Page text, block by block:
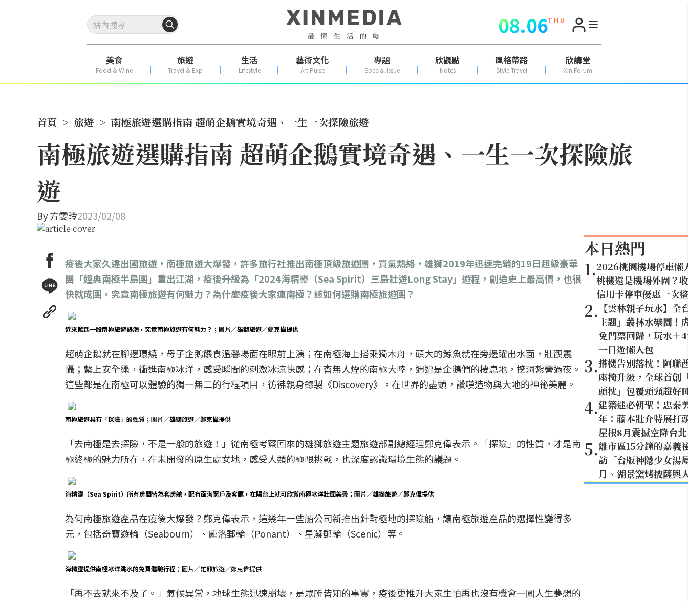
08.06T H U
美食
Food & Wine
旅遊
Travel & Exp
生活
Lifestyle
藝術文化
Art Pulse
專題
Special Issue
欣觀點
Notes
風格帶路
Style Travel
欣講堂
Xin Forum
首頁 > 旅遊 > 南極旅遊選購指南 超萌企鵝實境奇遇、一生一次探險旅遊
南極旅遊選購指南 超萌企鵝實境奇遇、一生一次探險旅
遊
By方雯玲2023/02/08
疫後大家久違出國旅遊，南極旅遊大爆發，許多旅行社推出南極頂級旅遊團，買氣熱絡，雄獅2019年迅速完銷的19日超級豪華
團「經典南極半島團」重出江湖，疫後升級為「2024海精靈（Sea Spirit）三島壯遊Long Stay」遊程，創造史上最高價，也很
快就成團，究竟南極旅遊有何魅力？為什麼疫後大家瘋南極？該如何選購南極旅遊團？
近來掀起一股南極旅遊熱潮，究竟南極旅遊有何魅力？；圖片／雄獅旅遊／鄭克偉提供
超萌企鵝就在腳邊環繞，母子企鵝餵食溫馨場面在眼前上演；在南極海上搭乘獨木舟，碩大的鯨魚就在旁邊躍出水面，壯觀震
懾；繫上安全繩，衝進南極冰洋，感受瞬間的刺激冰涼快感；在杳無人煙的南極大陸，週遭是企鵝們的棲息地，挖洞紮營過夜。
這些都是在南極可以體驗的獨一無二的行程項目，彷彿親身錄製《Discovery》，在世界的盡頭，讚嘆造物與大地的神祕美麗。
南極旅遊具有「探險」的性質；圖片／雄獅旅遊／鄭克偉提供
「去南極是去探險，不是一般的旅遊！」從南極考察回來的雄獅旅遊主題旅遊部副總經理鄭克偉表示。「探險」的性質，才是南
極終極的魅力所在，在未開發的原生處女地，感受人類的極限挑戰，也深度認識環境生態的議題。
海精靈（Sea Spirit）所有房間皆為套房艙，配有面海窗戶及客廳，在陽台上就可欣賞南極冰洋壯闊美景；圖片／雄獅旅遊／鄭克偉提供
為何南極旅遊產品在疫後大爆發？鄭克偉表示，這幾年一些船公司新推出針對極地的探險船，讓南極旅遊產品的選擇性變得多
元，包括奇寶遊輪（Seabourn）、龐洛郵輪（Ponant）、星凝郵輪（Scenic）等。
海精靈提供南極冰洋跳水的免費體驗行程 ；圖片／雄獅旅遊／鄭克偉提供
「再不去就來不及了。」氣候異常，地球生態迅速崩壞，是眾所皆知的事實，疫後更推升大家生怕再也沒有機會一圓人生夢想的
本日熱門
1.2026桃園機場停車懶
桃機還是機場外圍？
信用卡停車優惠一次
2. 【雲林親子玩水】全
主題」叢林水樂園！
免門票回歸，玩水＋
一日遊懶人包
3.搭機告別落枕！阿聯
座椅升級，全球首
頭枕」包覆頭頸超好
4.建築迷必朝聖！忠泰
年：藤本壯介特展打
屋根8月震撼空降台北
5.離市區15分鐘的嘉義
訪「台版神隱少女湯
月、湖景窯烤披薩與